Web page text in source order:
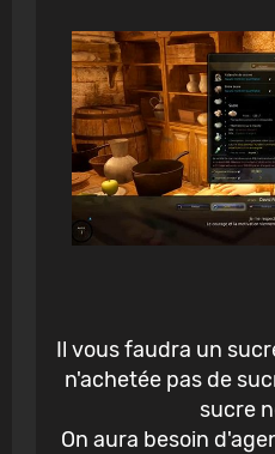
Il vous faudra un
n'achetée pas de
sucre
On aura besoin